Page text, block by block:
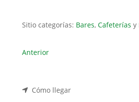
Sitio categorías: Bares, Cafeterías y
Anterior
Cómo llegar